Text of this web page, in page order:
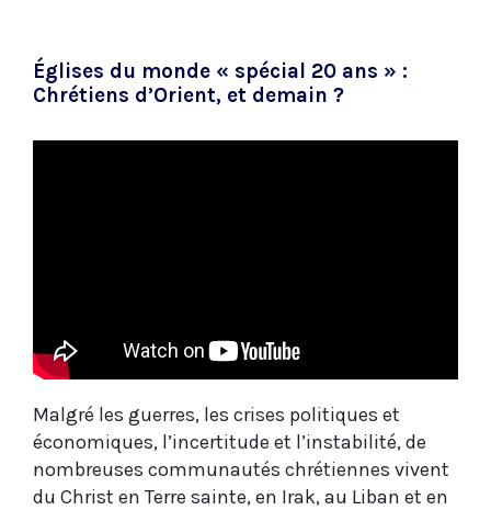
Églises du monde « spécial 20 ans » :
Chrétiens d’Orient, et demain ?
Malgré les guerres, les crises politiques et
économiques, l’incertitude et l’instabilité, de
nombreuses communautés chrétiennes vivent
du Christ en Terre sainte, en Irak, au Liban et en